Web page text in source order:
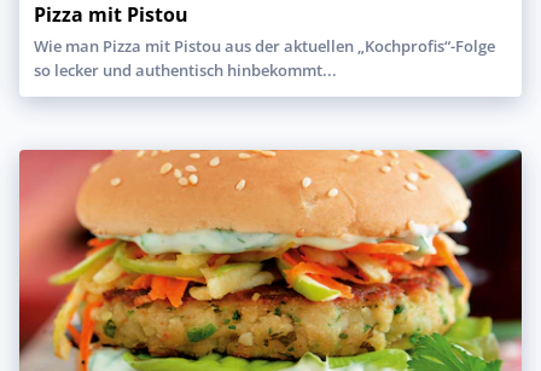
Pizza mit Pistou
Wie man Pizza mit Pistou aus der aktuellen „Kochprofis“-Folge
so lecker und authentisch hinbekommt...